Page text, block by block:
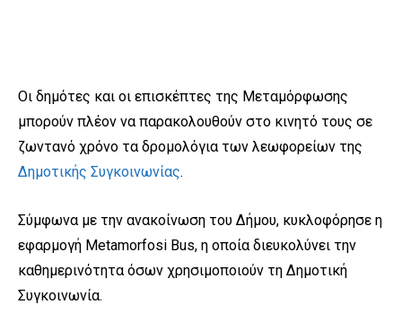
Οι δημότες και οι επισκέπτες της Μεταμόρφωσης
μπορούν πλέον να παρακολουθούν στο κινητό τους σε
ζωντανό χρόνο τα δρομολόγια των λεωφορείων της
Δημοτικής Συγκοινωνίας.
Σύμφωνα με την ανακοίνωση του Δήμου, κυκλοφόρησε η
εφαρμογή Metamorfosi Bus, η οποία διευκολύνει την
καθημερινότητα όσων χρησιμοποιούν τη Δημοτική
Συγκοινωνία.